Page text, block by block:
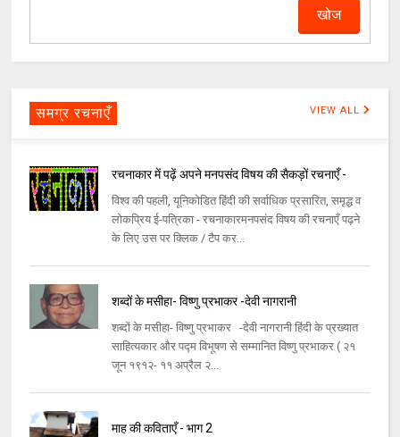
समग्र रचनाएँ VIEW ALL
रचनाकार में पढ़ें अपने मनपसंद विषय की सैकड़ों रचनाएँ -
विश्व की पहली, यूनिकोडित हिंदी की सर्वाधिक प्रसारित, समृद्ध व
लोकप्रिय ई-पत्रिका - रचनाकारमनपसंद विषय की रचनाएँ पढ़ने
के लिए उस पर क्लिक / टैप कर...
शब्दों के मसीहा- विष्णु प्रभाकर -देवी नागरानी
शब्दों के मसीहा- विष्णु प्रभाकर -देवी नागरानी हिंदी के प्रख्यात
साहित्यकार और पद्म विभूषण से सम्मानित विष्णु प्रभाकर ( २१
जून १९१२- ११ अप्रैल २...
माह की कविताएँ - भाग 2